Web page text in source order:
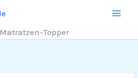
Matratzen-Topper